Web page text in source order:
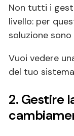
Non tutti i
livello: per
soluzione sono
Vuoi vedere
del tuo
2. Gestire